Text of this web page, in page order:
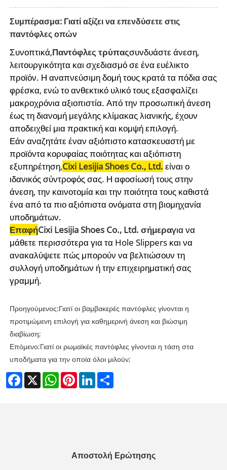
Συμπέρασμα: Γιατί αξίζει να επενδύσετε στις
παντόφλες οπών
Συνοπτικά,Παντόφλες τρύπαςσυνδυάστε άνεση,
λειτουργικότητα και σχεδιασμό σε ένα ευέλικτο
προϊόν. Η αναπνεύσιμη δομή τους κρατά τα πόδια σας
φρέσκα, ενώ το ανθεκτικό υλικό τους εξασφαλίζει
μακροχρόνια αξιοπιστία. Από την προσωπική άνεση
έως τη διανομή μεγάλης κλίμακας λιανικής, έχουν
αποδειχθεί μια πρακτική και κομψή επιλογή.
Εάν αναζητάτε έναν αξιόπιστο κατασκευαστή με
προϊόντα κορυφαίας ποιότητας και αξιόπιστη
εξυπηρέτηση,Cixi Lesijia Shoes Co., Ltd. είναι ο
ιδανικός σύντροφός σας. Η αφοσίωσή τους στην
άνεση, την καινοτομία και την ποιότητα τους καθιστά
ένα από τα πιο αξιόπιστα ονόματα στη βιομηχανία
υποδημάτων.
ΕπαφήCixi Lesijia Shoes Co., Ltd. σήμεραγια να
μάθετε περισσότερα για τα Hole Slippers και να
ανακαλύψετε πώς μπορούν να βελτιώσουν τη
συλλογή υποδημάτων ή την επιχειρηματική σας
γραμμή.
Προηγούμενος:Γιατί οι βαμβακερές παντόφλες γίνονται η
προτιμώμενη επιλογή για καθημερινή άνεση και βιώσιμη
διαβίωση;
Επόμενο:Γιατί οι ρωμαϊκές παντόφλες γίνονται η τάση στα
υποδήματα για την οποία όλοι μιλούν;
Facebook
X WhatsAppPinterestLinkedIn
Αποστολή Ερώτησης